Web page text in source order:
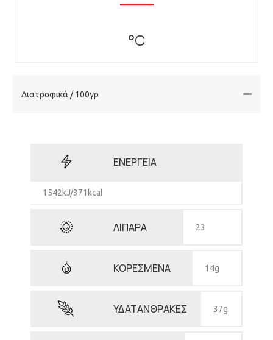
°C
Διατροφικά / 100γρ
ΕΝΕΡΓΕΙΑ
1542kJ/371kcal
ΛΙΠΑΡΑ 23
ΚΟΡΕΣΜΕΝΑ 14g
ΥΔΑΤΑΝΘΡΑΚΕΣ 37g